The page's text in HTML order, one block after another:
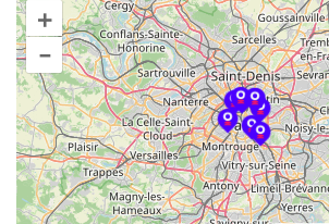
+
–